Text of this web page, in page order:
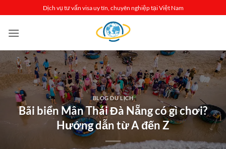
qua
nội
Dịch vụ tư vấn visa uy tín, chuyên nghiệp tại Việt Nam
BLOG DU LỊCH
Bãi biển Mân Thái Đà Nẵng có gì chơi?
Hướng dẫn từ A đến Z